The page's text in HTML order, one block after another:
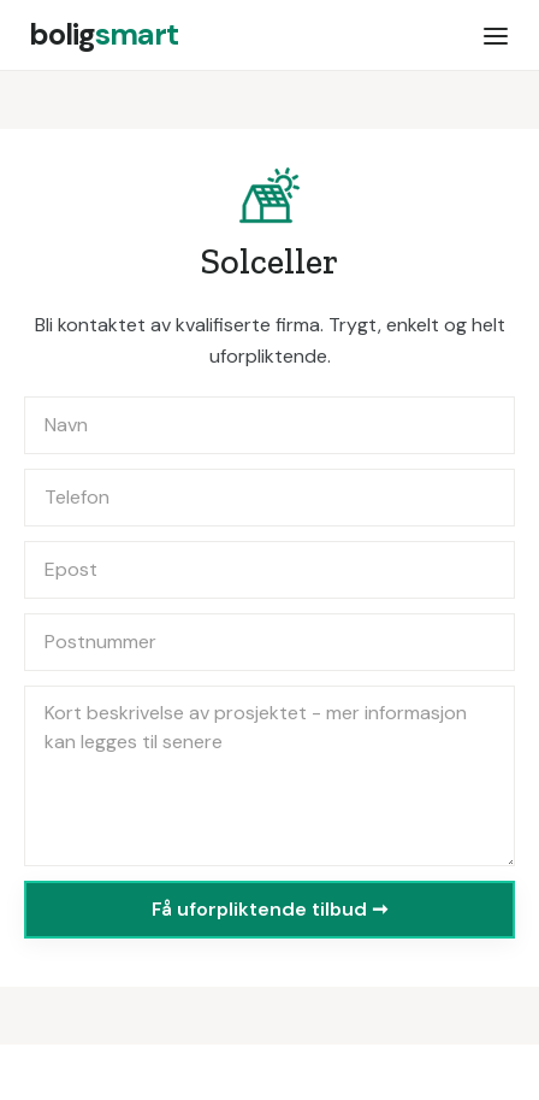
boligsmart
Solceller
Bli kontaktet av kvalifiserte firma. Trygt, enkelt og helt
uforpliktende.